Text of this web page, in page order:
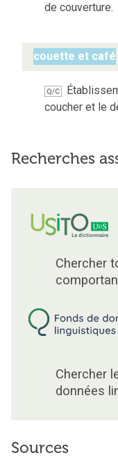
de couverture.
couette et café
Q/C
coucher et le
Recherches
Chercher
Chercher
données
Sources